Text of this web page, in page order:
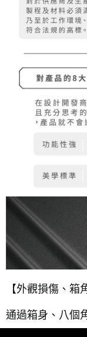
【外觀損傷、箱
通過箱身、八個